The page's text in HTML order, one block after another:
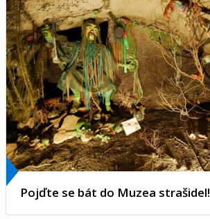
Pojďte se bát do Muzea strašidel!